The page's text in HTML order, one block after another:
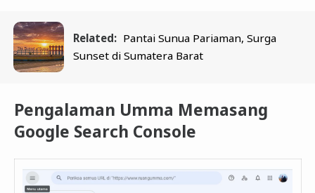
Related: Pantai Sunua Pariaman, Surga
Sunset di Sumatera Barat
Pengalaman Umma Memasang
Google Search Console